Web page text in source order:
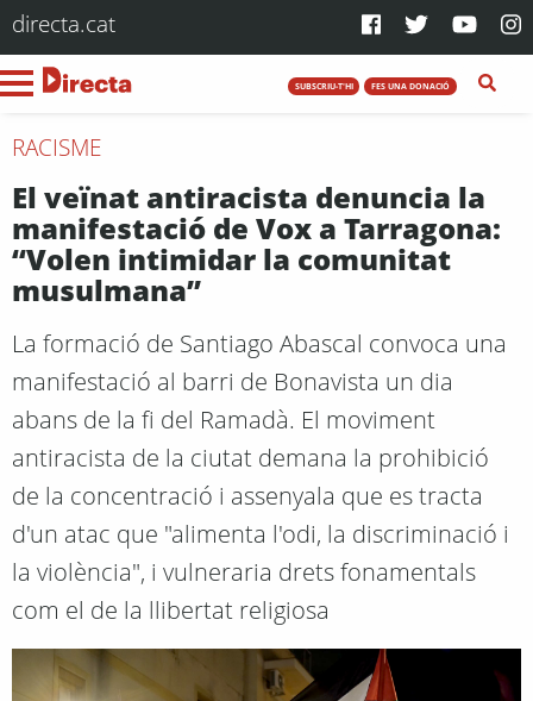
directa.cat
SUBSCRIU-T'HI FES UNA DONACIÓ
RACISME
El veïnat antiracista denuncia la
manifestació de Vox a Tarragona:
“Volen intimidar la comunitat
musulmana”
La formació de Santiago Abascal convoca una
manifestació al barri de Bonavista un dia
abans de la fi del Ramadà. El moviment
antiracista de la ciutat demana la prohibició
de la concentració i assenyala que es tracta
d'un atac que "alimenta l'odi, la discriminació i
la violència", i vulneraria drets fonamentals
com el de la llibertat religiosa